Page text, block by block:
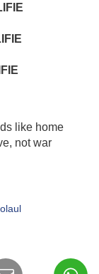
like home
not war